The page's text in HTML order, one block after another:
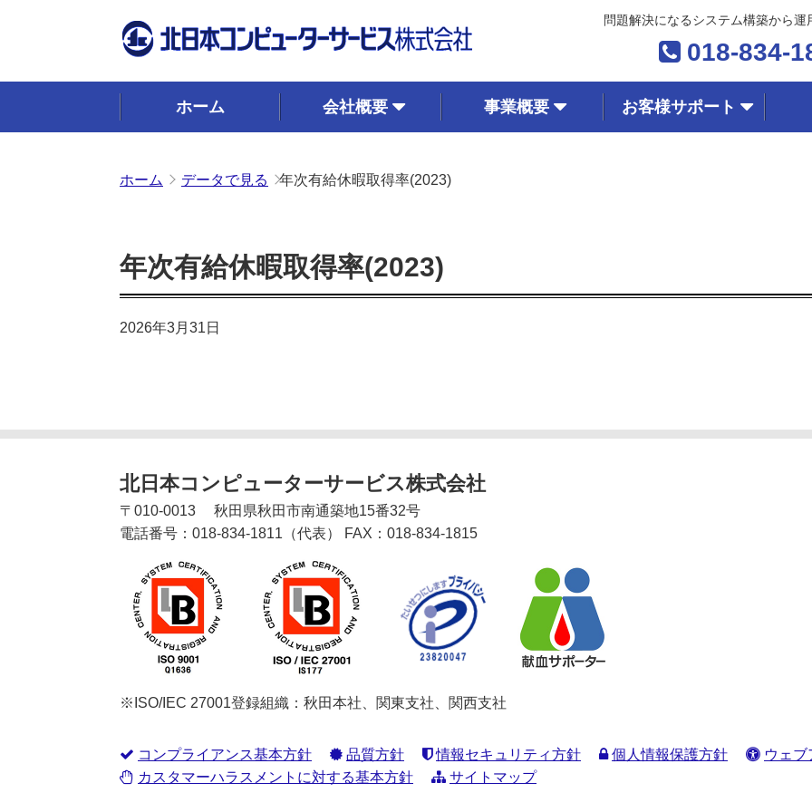
問題解決になるシステム構築から運
018-834-
ホーム 会社概要 事業概要 お客様サポート
ホーム データで見る 年次有給休暇取得率(2023)
年次有給休暇取得率(2023)
2026年3月31日
北日本コンピューターサービス株式会社
〒 010-0013 秋田県秋田市南通築地15番32号
電話番号： 018-834-1811 （代表） FAX： 018-834-1815
※ISO/IEC 27001登録組織：秋田本社、関東支社、関西支社
コンプライアンス基本方針 品質方針 情報セキュリティ方針 個人情報保護方針
ウェ
カスタマーハラスメントに対する基本方針
サイトマップ